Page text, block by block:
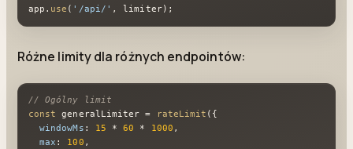
app. use ( '/api/' , limiter);
Różne limity dla różnych endpointów:
// Ogólny limit
const generalLimiter = rateLimit ({
windowMs : 15 * 60 * 1000 ,
max : 100 ,